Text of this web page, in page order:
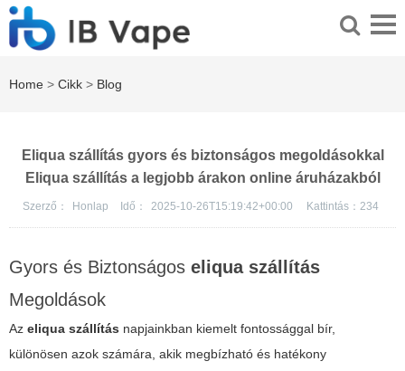
Home > Cikk > Blog
Eliqua szállítás gyors és biztonságos megoldásokkal
Eliqua szállítás a legjobb árakon online áruházakból
Szerző： Honlap Idő： 2025-10-26T15:19:42+00:00 Kattintás： 234
Gyors és Biztonságos eliqua szállítás
Megoldások
Az eliqua szállítás napjainkban kiemelt fontossággal bír,
különösen azok számára, akik megbízható és hatékony